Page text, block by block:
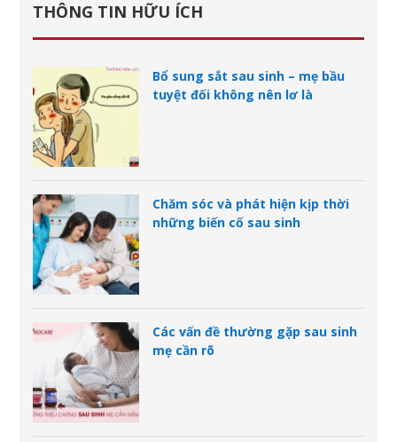
THÔNG TIN HỮU ÍCH
Bổ sung sắt sau sinh – mẹ bầu
tuyệt đối không nên lơ là
Chăm sóc và phát hiện kịp thời
những biến cố sau sinh
Các vấn đề thường gặp sau sinh
mẹ cần rõ